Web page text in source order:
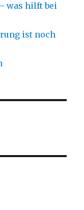
was hilft bei
ist noch